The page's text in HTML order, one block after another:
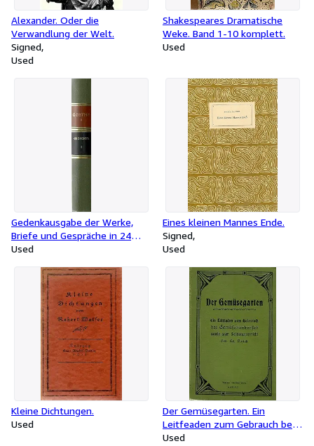
Alexander. Oder die
Verwandlung der Welt.
Signed
Used
Shakespeares Dramatische
Weke. Band 1-10 komplett.
Used
Gedenkausgabe der Werke,
Briefe und Gespräche in 24
Bänden.
Used
Eines kleinen Mannes Ende.
Signed
Used
Kleine Dichtungen.
Used
Der Gemüsegarten. Ein
Leitfeaden zum Gebrauch bei
Gemüsebaukursen sowie zum
Used